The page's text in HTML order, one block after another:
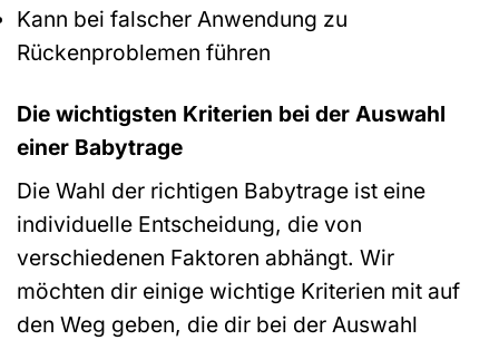
Kann bei falscher Anwendung zu
Rückenproblemen führen
Die wichtigsten Kriterien bei der Auswahl
einer Babytrage
Die Wahl der richtigen Babytrage ist eine
individuelle Entscheidung, die von
verschiedenen Faktoren abhängt. Wir
möchten dir einige wichtige Kriterien mit auf
den Weg geben, die dir bei der Auswahl